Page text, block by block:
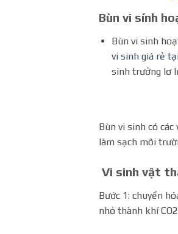
Bùn vi sính
Bùn vi sinh
vi sinh giá rẻ
sinh trưởng lơ
Bùn vi sinh có
làm sạch môi
Vi sinh vật
Bước 1: chuyển
nhỏ thành khí